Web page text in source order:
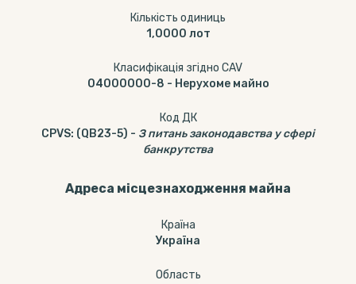
Кількість одиниць
1,0000 лот
Класифікація згідно CAV
04000000-8 - Нерухоме майно
Код ДК
CPVS: (QB23-5) - З питань законодавства у сфері
банкрутства
Адреса місцезнаходження майна
Країна
Україна
Область